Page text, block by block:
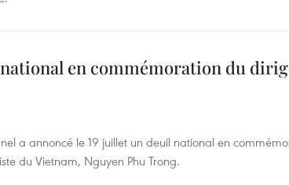
en commémoration du
a annoncé le 19 juillet un deuil national en
du Vietnam, Nguyen Phu Trong.